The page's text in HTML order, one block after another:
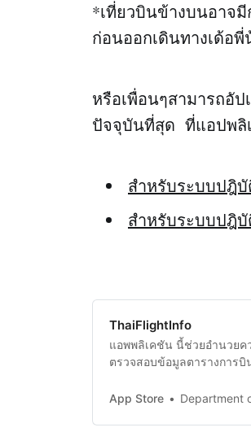
*เที่ยวบินข้างบนอาจ
ก่อนออกเดินทางเด้อพี่
หรือเพื่อนๆสามารถอั
ปัจจุบันที่สุด ที่แอปพลิเ
สำหรับระบบปฎิบั
สำหรับระบบปฎิบั
‎ThaiFlightInfo
แอพพลิเคชัน นี้ช่วยอำนวยค
ตรวจสอบข้อมูลตารางการ
ทุกท่าอากาศยานสังกัดกรมท่
App Store Department